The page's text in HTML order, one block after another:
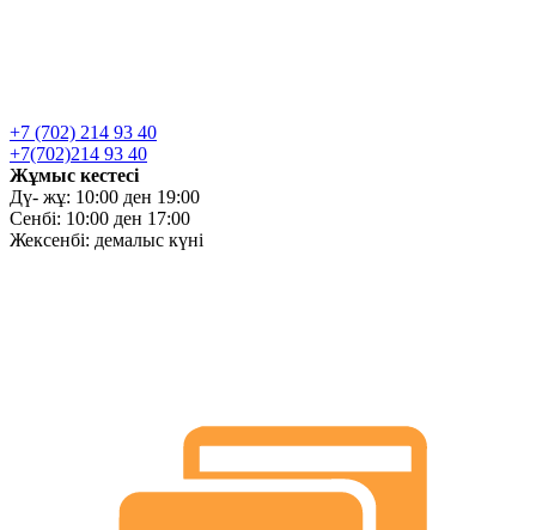
+7 (702) 214 93 40
+7(702)214 93 40
Жұмыс кестесі
Дү- жұ: 10:00 ден 19:00
Сенбі: 10:00 ден 17:00
Жексенбі: демалыс күні